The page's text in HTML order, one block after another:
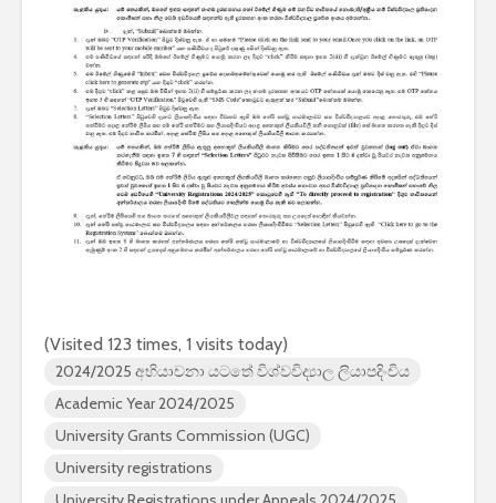
(Visited 123 times, 1 visits today)
2024/2025 අභියාචනා යටතේ විශ්වවිද්‍යාල ලියාපදිංචිය
Academic Year 2024/2025
University Grants Commission (UGC)
University registrations